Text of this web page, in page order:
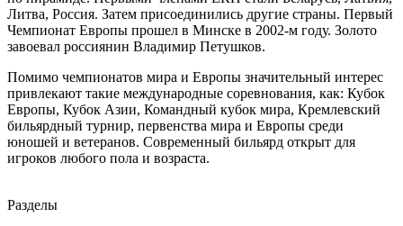
Литва, Россия. Затем присоединились другие страны. Первый
Чемпионат Европы прошел в Минске в 2002-м году. Золото
завоевал россиянин Владимир Петушков.
Помимо чемпионатов мира и Европы значительный интерес
привлекают такие международные соревнования, как: Кубок
Европы, Кубок Азии, Командный кубок мира, Кремлевский
бильярдный турнир, первенства мира и Европы среди
юношей и ветеранов. Современный бильярд открыт для
игроков любого пола и возраста.
Разделы